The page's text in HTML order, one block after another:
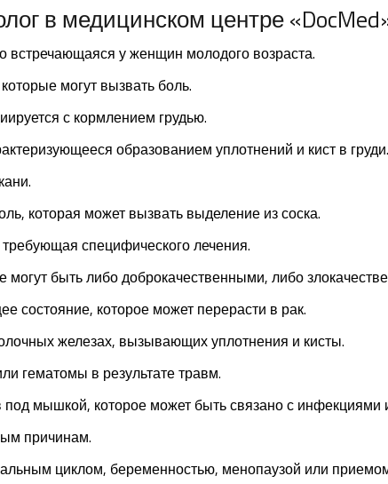
в медицинском центре
встречающаяся у женщин молодого возраста.
могут вызвать боль.
с кормлением грудью.
образованием уплотнений и кист в груди.
которая может вызвать выделение из соска.
специфического лечения.
могут быть либо доброкачественными, либо
состояние, которое может перерасти в рак.
железах, вызывающих уплотнения и кисты.
гематомы в результате травм.
под мышкой, которое может быть связано с инфекциями
причинам.
циклом, беременностью, менопаузой или